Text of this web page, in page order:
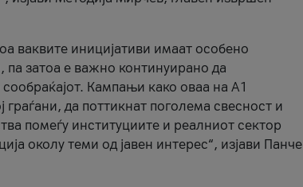
ваквите иницијативи имаат особено
затоа е важно континуирано да
Кампањи како оваа на A1
да поттикнат поголема свесност и
помеѓу институциите и реалниот сектор
околу теми од јавен интерес“, изјави Панче